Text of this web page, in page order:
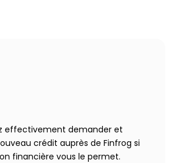
effectivement demander et
crédit auprès de Finfrog si
financière vous le permet.